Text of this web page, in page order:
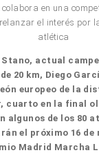
en una
el interés por
atlética
Stano, actual
20 km, Diego
europeo de la
cuarto en la final
algunos de los 80
el próximo 16 de
Madrid Marcha